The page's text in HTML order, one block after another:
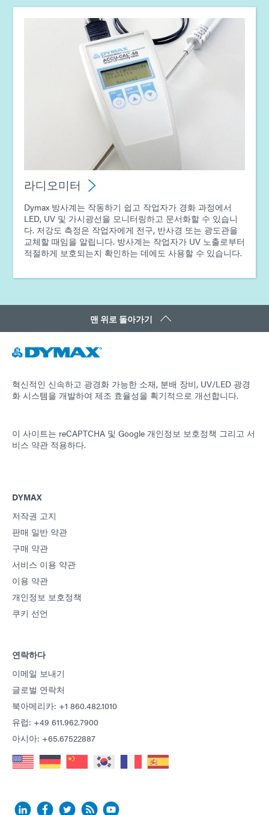
라디오미터
Dymax 방사계는 작동하기 쉽고 작업자가 경화 과정에서
LED, UV 및 가시광선을 모니터링하고 문서화할 수 있습니
다. 저강도 측정은 작업자에게 전구, 반사경 또는 광도관을
교체할 때임을 알립니다. 방사계는 작업자가 UV 노출로부터
적절하게 보호되는지 확인하는 데에도 사용할 수 있습니다.
맨 위로 돌아가기
혁신적인 신속하고 광경화 가능한 소재, 분배 장비, UV/LED 광경
화 시스템을 개발하여 제조 효율성을 획기적으로 개선합니다.
이 사이트는 reCAPTCHA 및 Google 개인정보 보호정책 그리고 서
비스 약관 적용하다.
DYMAX
저작권 고지
판매 일반 약관
구매 약관
서비스 이용 약관
이용 약관
개인정보 보호정책
쿠키 선언
연락하다
이메일 보내기
글로벌 연락처
북아메리카: +1 860.482.1010
유럽: +49 611.962.7900
아시아: +65.67522887